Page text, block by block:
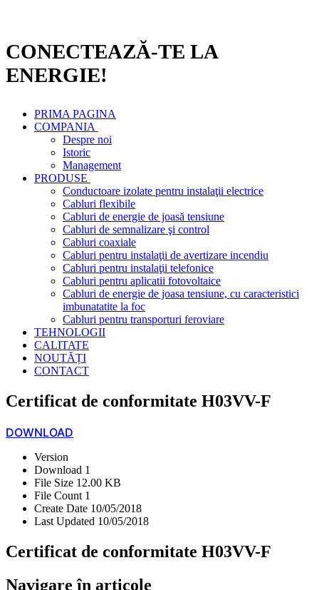
CONECTEAZĂ-TE LA
ENERGIE!
PRIMA PAGINA
COMPANIA
Despre noi
Istoric
Management
PRODUSE
Conductoare izolate pentru instalaţii electrice
Cabluri flexibile
Cabluri de energie de joasă tensiune
Cabluri de semnalizare şi control
Cabluri coaxiale
Cabluri pentru instalaţii de avertizare incendiu
Cabluri pentru instalaţii telefonice
Cabluri pentru aplicatii fotovoltaice
Cabluri de energie de joasa tensiune, cu caracteristici
imbunatatite la foc
Cabluri pentru transporturi feroviare
TEHNOLOGII
CALITATE
NOUTĂȚI
CONTACT
Certificat de conformitate H03VV-F
DOWNLOAD
Version
Download 1
File Size 12.00 KB
File Count 1
Create Date 10/05/2018
Last Updated 10/05/2018
Certificat de conformitate H03VV-F
Navigare în articole